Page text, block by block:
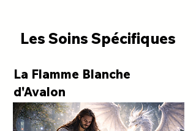
Les Soins Spécifiques
La Flamme Blanche
d'Avalon